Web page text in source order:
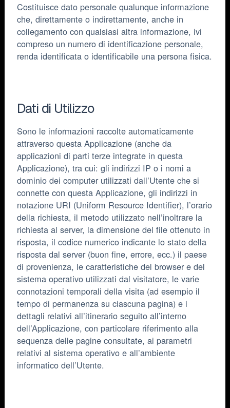
Costituisce dato personale qualunque informazione
che, direttamente o indirettamente, anche in
collegamento con qualsiasi altra informazione, ivi
compreso un numero di identificazione personale,
renda identificata o identificabile una persona fisica.
Dati di Utilizzo
Sono le informazioni raccolte automaticamente
attraverso questa Applicazione (anche da
applicazioni di parti terze integrate in questa
Applicazione), tra cui: gli indirizzi IP o i nomi a
dominio dei computer utilizzati dall’Utente che si
connette con questa Applicazione, gli indirizzi in
notazione URI (Uniform Resource Identifier), l’orario
della richiesta, il metodo utilizzato nell’inoltrare la
richiesta al server, la dimensione del file ottenuto in
risposta, il codice numerico indicante lo stato della
risposta dal server (buon fine, errore, ecc.) il paese
di provenienza, le caratteristiche del browser e del
sistema operativo utilizzati dal visitatore, le varie
connotazioni temporali della visita (ad esempio il
tempo di permanenza su ciascuna pagina) e i
dettagli relativi all’itinerario seguito all’interno
dell’Applicazione, con particolare riferimento alla
sequenza delle pagine consultate, ai parametri
relativi al sistema operativo e all’ambiente
informatico dell’Utente.